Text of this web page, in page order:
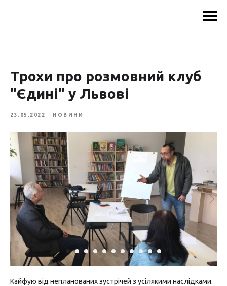
Трохи про розмовний клуб
"Єдині" у Львові
23.05.2022 НОВИНИ
Кайфую від непланованих зустрічей з усілякими наслідками.